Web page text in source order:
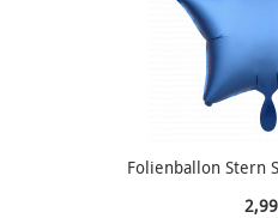
Folienballon Stern